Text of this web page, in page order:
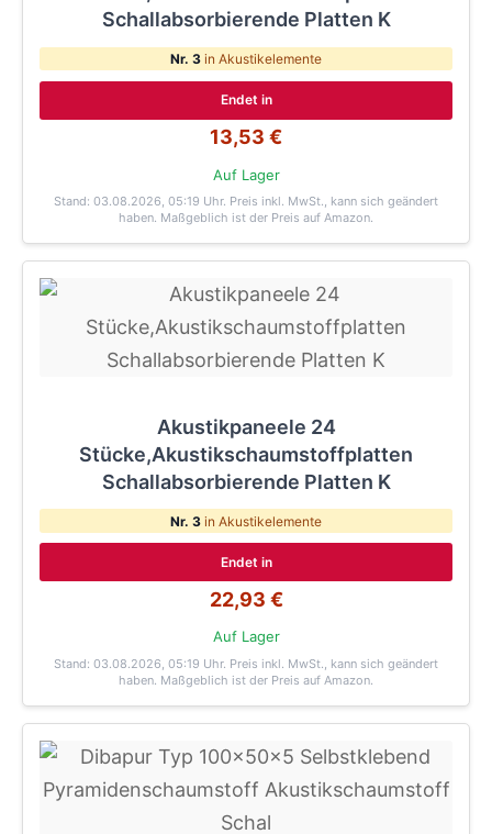
Schallabsorbierende Platten K
Nr. 3 in Akustikelemente
Endet in
13,53 €
Auf Lager
Stand: 03.08.2026, 05:19 Uhr. Preis inkl. MwSt., kann sich geändert
haben. Maßgeblich ist der Preis auf Amazon.
Akustikpaneele 24
Stücke,Akustikschaumstoffplatten
Schallabsorbierende Platten K
Nr. 3 in Akustikelemente
Endet in
22,93 €
Auf Lager
Stand: 03.08.2026, 05:19 Uhr. Preis inkl. MwSt., kann sich geändert
haben. Maßgeblich ist der Preis auf Amazon.